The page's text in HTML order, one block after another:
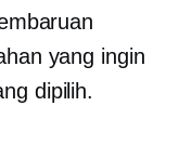
yang ingin
dipilih.